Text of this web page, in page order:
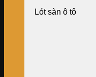
Lót sàn ô tô